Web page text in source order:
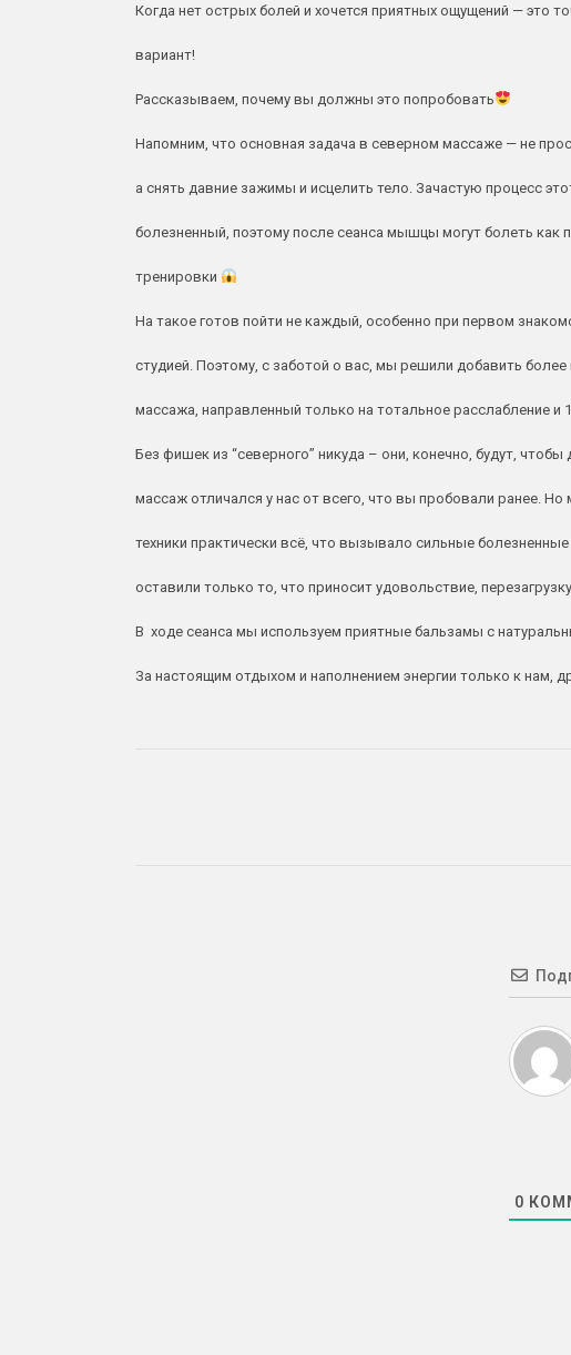
Когда нет острых болей и хочется приятных ощущений — это
вариант!
Рассказываем, почему вы должны это попробовать
Напомним, что основная задача в северном массаже — не
а снять давние зажимы и исцелить тело. Зачастую процесс
болезненный, поэтому после сеанса мышцы могут болеть как
тренировки
На такое готов пойти не каждый, особенно при первом
студией. Поэтому, с заботой о вас, мы решили добавить более
массажа, направленный только на тотальное расслабление и
Без фишек из “северного” никуда – они, конечно, будут,
массаж отличался у нас от всего, что вы пробовали ранее. Но
техники практически всё, что вызывало сильные
оставили только то, что приносит удовольствие,
В ходе сеанса мы используем приятные бальзамы с
За настоящим отдыхом и наполнением энергии только к нам,
0